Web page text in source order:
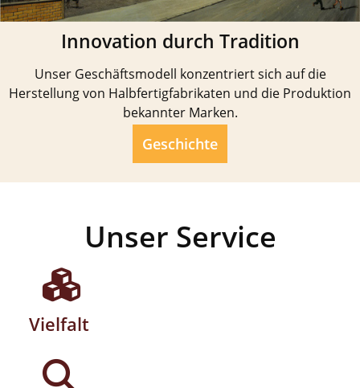
Innovation durch Tradition
Unser Geschäftsmodell konzentriert sich auf die
Herstellung von Halbfertigfabrikaten und die Produktion
bekannter Marken.
Geschichte
Unser Service
Vielfalt